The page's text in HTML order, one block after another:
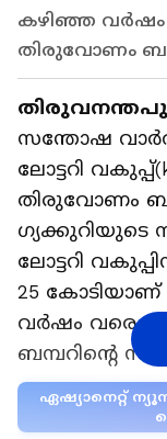
കഴിഞ്ഞ വർഷം
തിരുവോണം
സന്തോഷ
ലോട്ടറി
തിരുവോണം
ഗ്യക്കുറിയുടെ
ലോട്ടറി
25 കോടിയാണ്
വർഷം വരെ
ബമ്പറിന്റെ
ഏഷ്യാനെറ്റ്